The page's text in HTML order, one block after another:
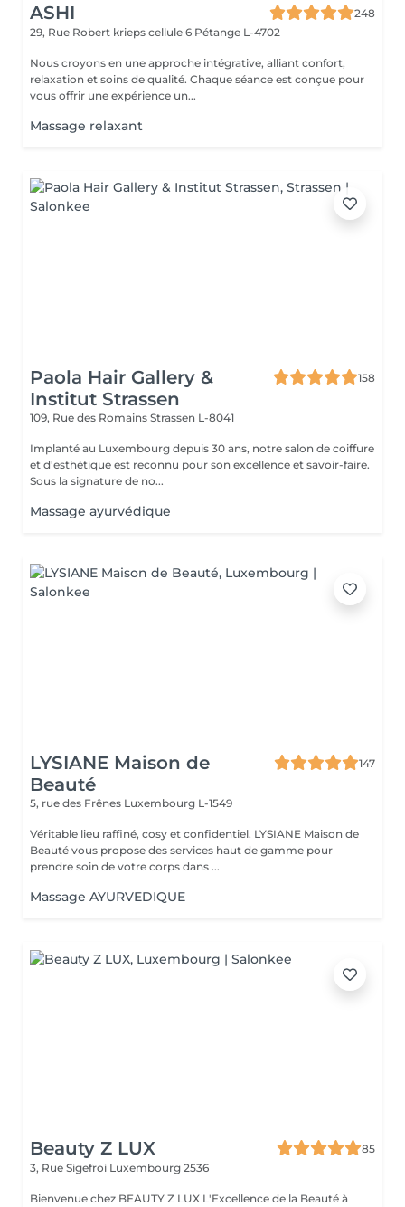
ASHI
248
29, Rue Robert krieps cellule 6 Pétange L-4702
Nous croyons en une approche intégrative, alliant confort,
relaxation et soins de qualité. Chaque séance est conçue pour
vous offrir une expérience un...
Massage relaxant
Paola Hair Gallery &
Institut Strassen
158
109, Rue des Romains Strassen L-8041
Implanté au Luxembourg depuis 30 ans, notre salon de coiffure
et d'esthétique est reconnu pour son excellence et savoir-faire.
Sous la signature de no...
Massage ayurvédique
LYSIANE Maison de
Beauté
147
5, rue des Frênes Luxembourg L-1549
Véritable lieu raffiné, cosy et confidentiel. LYSIANE Maison de
Beauté vous propose des services haut de gamme pour
prendre soin de votre corps dans ...
Massage AYURVEDIQUE
Beauty Z LUX
85
3, Rue Sigefroi Luxembourg 2536
Bienvenue chez BEAUTY Z LUX L'Excellence de la Beauté à